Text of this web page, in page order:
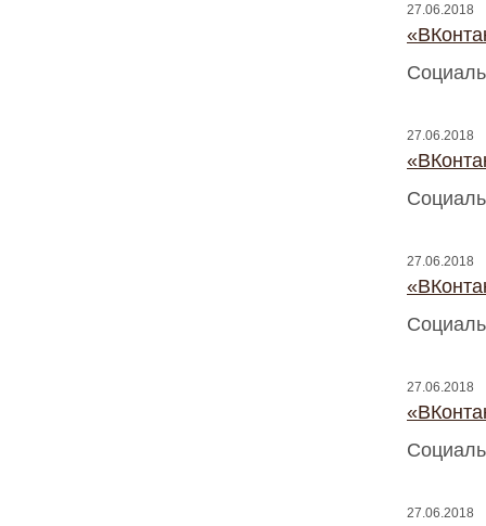
27.06.2018
27.06.2018
27.06.2018
27.06.2018
27.06.2018